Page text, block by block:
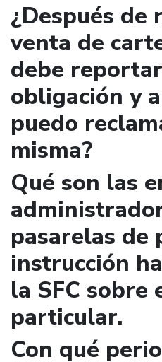
¿Después de
venta de
debe
obligación y
puedo
misma?
Qué son las
pasarelas de
instrucción
la SFC sobre
particular.
Con qué